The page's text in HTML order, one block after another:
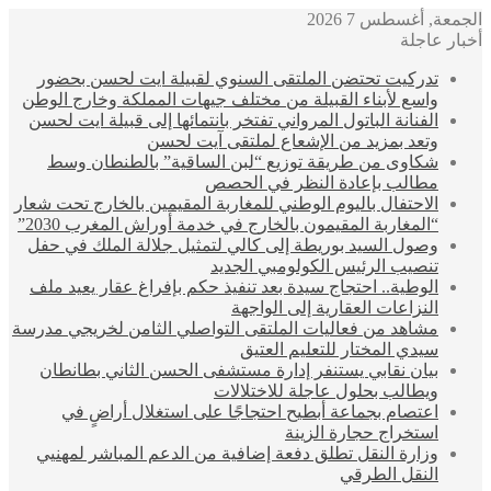
الجمعة, أغسطس 7 2026
أخبار عاجلة
تدركيت تحتضن الملتقى السنوي لقبيلة ايت لحسن بحضور
واسع لأبناء القبيلة من مختلف جيهات المملكة وخارج الوطن
الفنانة الباتول المرواني تفتخر بانتمائها إلى قبيلة ايت لحسن
وتعد بمزيد من الإشعاع لملتقى آيت لحسن
شكاوى من طريقة توزيع “لبن الساقية” بالطنطان وسط
مطالب بإعادة النظر في الحصص
الاحتفال باليوم الوطني للمغاربة المقيمين بالخارج تحت شعار
“المغاربة المقيمون بالخارج في خدمة أوراش المغرب 2030”
وصول السيد بوريطة إلى كالي لتمثيل جلالة الملك في حفل
تنصيب الرئيس الكولومبي الجديد
الوطية.. احتجاج سيدة بعد تنفيذ حكم بإفراغ عقار يعيد ملف
النزاعات العقارية إلى الواجهة
مشاهد من فعاليات الملتقى التواصلي الثامن لخريجي مدرسة
سيدي المختار للتعليم العتيق
بيان نقابي يستنفر إدارة مستشفى الحسن الثاني بطانطان
ويطالب بحلول عاجلة للاختلالات
اعتصام بجماعة أبطيح احتجاجًا على استغلال أراضٍ في
استخراج حجارة الزينة
وزارة النقل تطلق دفعة إضافية من الدعم المباشر لمهنيي
النقل الطرقي